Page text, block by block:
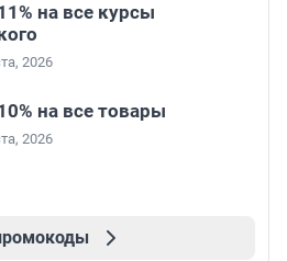
на все курсы
2026
на все товары
2026